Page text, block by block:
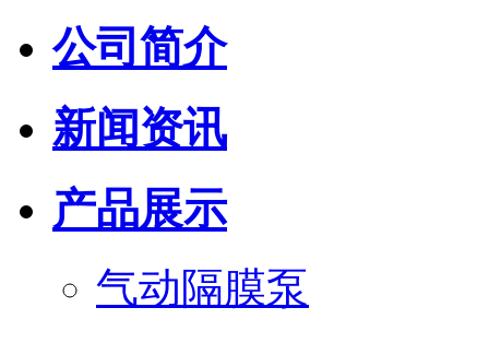
公司简介
新闻资讯
产品展示
气动隔膜泵